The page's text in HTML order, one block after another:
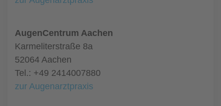
AugenCentrum Aachen
Karmeliterstraße 8a
52064 Aachen
Tel.: +49 2414007880
zur Augenarztpraxis